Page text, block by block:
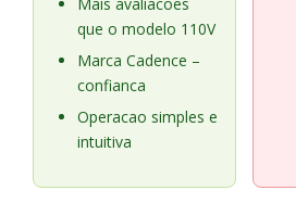
que o modelo 110V
Marca Cadence –
confianca
Operacao simples e
intuitiva